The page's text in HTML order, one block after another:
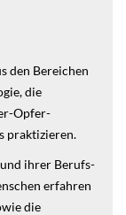
den Bereichen
die
Opfer-
praktizieren.
ihrer Berufs-
erfahren
die